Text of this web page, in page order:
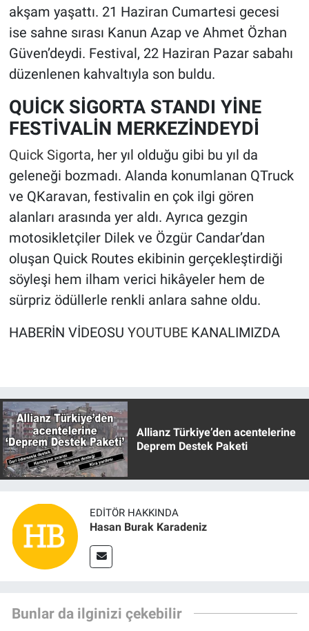
akşam yaşattı. 21 Haziran Cumartesi gecesi
ise sahne sırası Kanun Azap ve Ahmet Özhan
Güven’deydi. Festival, 22 Haziran Pazar sabahı
düzenlenen kahvaltıyla son buldu.
QUİCK SİGORTA STANDI YİNE
FESTİVALİN MERKEZİNDEYDİ
Quick Sigorta, her yıl olduğu gibi bu yıl da
geleneği bozmadı. Alanda konumlanan QTruck
ve QKaravan, festivalin en çok ilgi gören
alanları arasında yer aldı. Ayrıca gezgin
motosikletçiler Dilek ve Özgür Candar’dan
oluşan Quick Routes ekibinin gerçekleştirdiği
söyleşi hem ilham verici hikâyeler hem de
sürpriz ödüllerle renkli anlara sahne oldu.
HABERİN VİDEOSU YOUTUBEKANALIMIZDA
Allianz Türkiye’den acentelerine
Deprem Destek Paketi
EDITÖR HAKKINDA
Hasan Burak Karadeniz
Bunlar da ilginizi çekebilir